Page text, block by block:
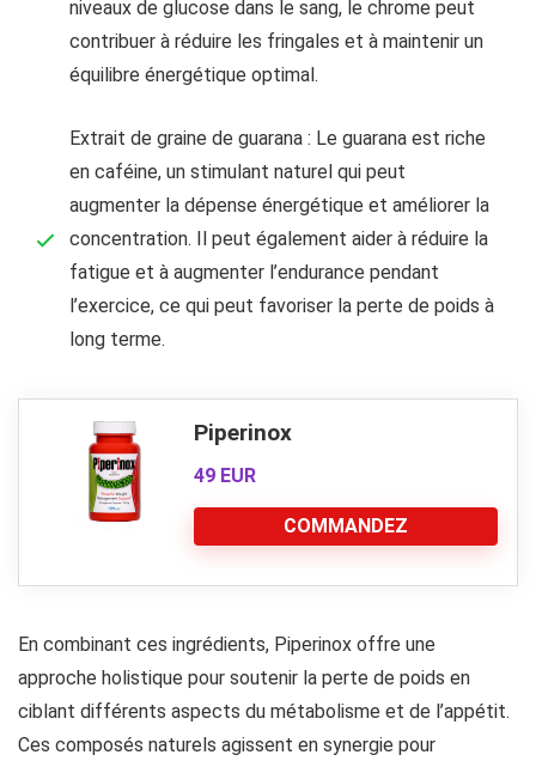
niveaux de glucose dans le sang, le chrome peut
contribuer à réduire les fringales et à maintenir un
équilibre énergétique optimal.
Extrait de graine de guarana : Le guarana est riche
en caféine, un stimulant naturel qui peut
augmenter la dépense énergétique et améliorer la
concentration. Il peut également aider à réduire la
fatigue et à augmenter l’endurance pendant
l’exercice, ce qui peut favoriser la perte de poids à
long terme.
Piperinox
49 EUR
COMMANDEZ
En combinant ces ingrédients, Piperinox offre une
approche holistique pour soutenir la perte de poids en
ciblant différents aspects du métabolisme et de l’appétit.
Ces composés naturels agissent en synergie pour